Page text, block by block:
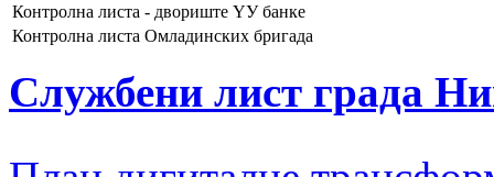
Контролна листа - двориште YУ банке
Контролна листа Омладинских бригада
Службени лист града